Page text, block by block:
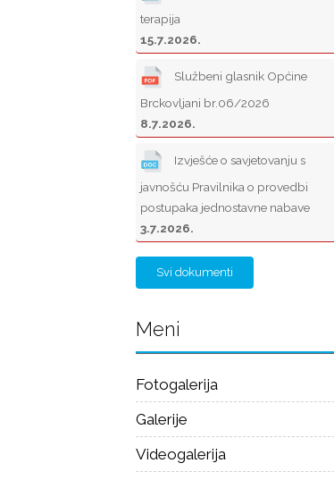
terapija
15.7.2026.
Službeni glasnik Općine
Brckovljani br.06/2026
8.7.2026.
Izvješće o savjetovanju s
javnošću Pravilnika o provedbi
postupaka jednostavne nabave
3.7.2026.
Svi dokumenti
Meni
Fotogalerija
Galerije
Videogalerija